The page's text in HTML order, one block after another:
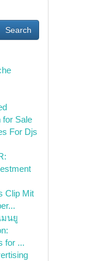
Search
for Sale
For Djs
Clip Mit
มนยู
for ...